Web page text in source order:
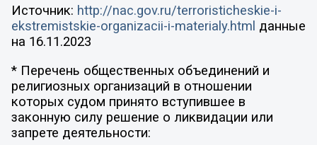
Источник: http://nac.gov.ru/terroristicheskie-i-
ekstremistskie-organizacii-i-materialy.html данные
на 16.11.2023
* Перечень общественных объединений и
религиозных организаций в отношении
которых судом принято вступившее в
законную силу решение о ликвидации или
запрете деятельности: